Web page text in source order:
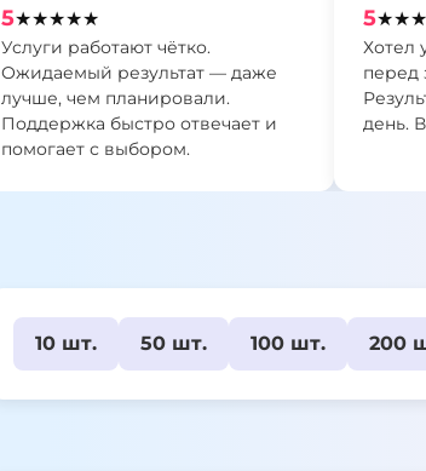
5★★★★★
Услуги работают чётко.
Ожидаемый результат — даже
лучше, чем планировали.
Поддержка быстро отвечает и
помогает с выбором.
5
Хотел
перед
день.
10 шт. 50 шт. 100 шт. 200